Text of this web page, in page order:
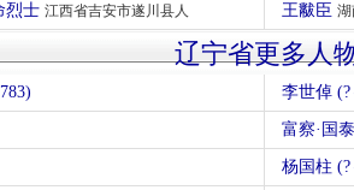
烈士 江西省吉安市遂川县人 王黻臣
辽宁省更多人
李世倬 (?
富察·国
杨国柱 (?